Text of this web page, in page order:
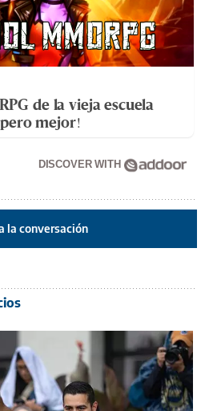
de la vieja escuela
pero mejor!
DISCOVER WITH
la conversación